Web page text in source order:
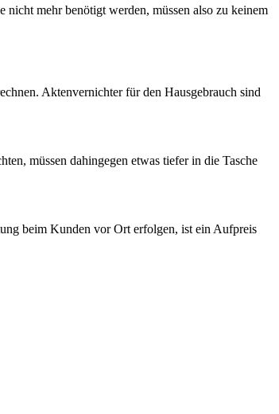
nicht mehr benötigt werden, müssen also zu keinem
Aktenvernichter für den Hausgebrauch sind
müssen dahingegen etwas tiefer in die Tasche
beim Kunden vor Ort erfolgen, ist ein Aufpreis